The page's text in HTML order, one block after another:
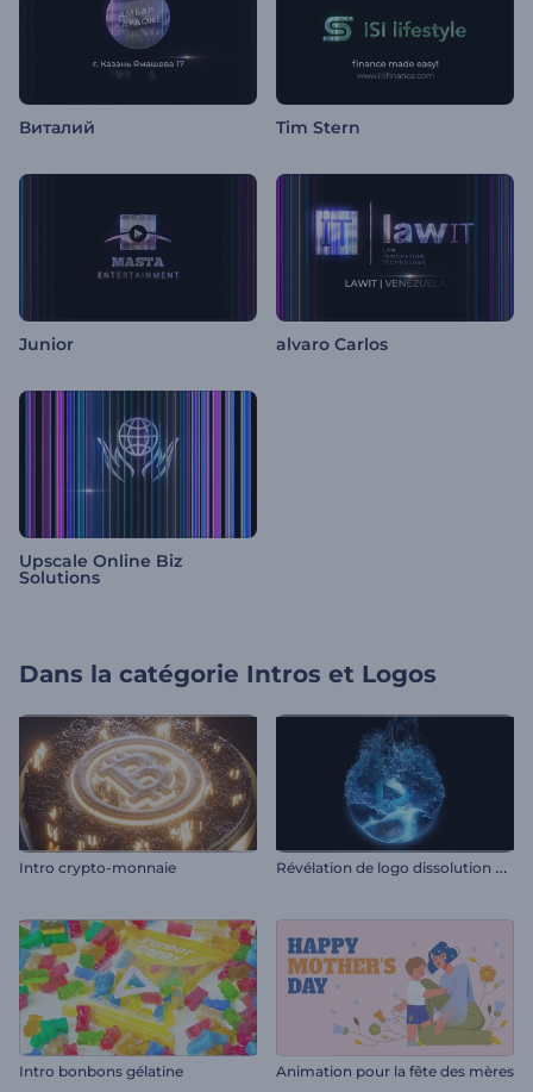
Виталий Tim Stern
Junior alvaro Carlos
Upscale Online Biz
Solutions
Dans la catégorie Intros et Logos
Intro crypto-monnaie R
évélation de logo dissolution de glace
Intro bonbons gélatine Animation pour la fête des mères